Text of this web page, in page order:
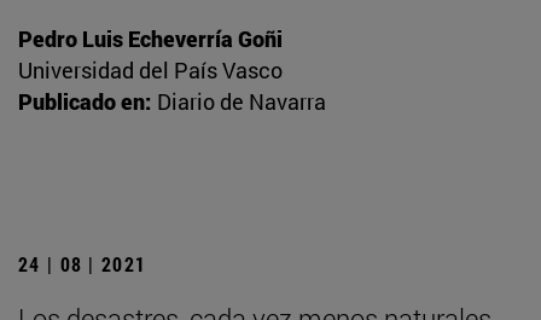
Pedro Luis Echeverría Goñi
Universidad del País Vasco
Publicado en: Diario de Navarra
24 | 08 | 2021